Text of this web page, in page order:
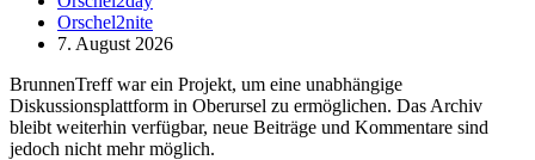
Orschel2nite
7. August 2026
BrunnenTreff war ein Projekt, um eine unabhängige
Diskussionsplattform in Oberursel zu ermöglichen. Das Archiv
bleibt weiterhin verfügbar, neue Beiträge und Kommentare sind
jedoch nicht mehr möglich.